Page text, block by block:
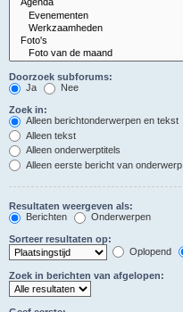
Doorzoek subforums:
Ja
Nee
Zoek in:
Alleen berichtonderwerpen en tekst
Alleen tekst
Alleen onderwerptitels
Alleen eerste bericht van onderwerp
Resultaten weergeven als:
Berichten
Onderwerpen
Sorteer resultaten op:
Oplopend
Zoek in berichten van afgelopen: